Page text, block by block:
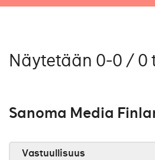
Näytetään 0-0 / 0
Sanoma Media
Vastuullisuus